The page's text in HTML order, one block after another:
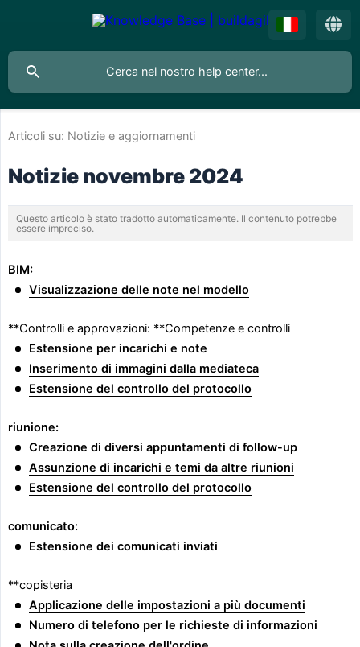
Articoli su: Notizie e aggiornamenti
Notizie novembre 2024
Questo articolo è stato tradotto automaticamente. Il contenuto potrebbe
essere impreciso.
BIM:
Visualizzazione delle note nel modello
**Controlli e approvazioni: **Competenze e controlli
Estensione per incarichi e note
Inserimento di immagini dalla mediateca
Estensione del controllo del protocollo
riunione:
Creazione di diversi appuntamenti di follow-up
Assunzione di incarichi e temi da altre riunioni
Estensione del controllo del protocollo
comunicato:
Estensione dei comunicati inviati
**copisteria
Applicazione delle impostazioni a più documenti
Numero di telefono per le richieste di informazioni